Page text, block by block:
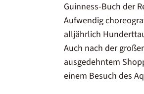
Guinness-Buch der
Aufwendig
alljährlich
Auch nach der
ausgedehntem
einem Besuch des